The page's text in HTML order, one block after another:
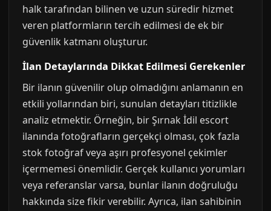
halk tarafından bilinen ve uzun süredir hizmet
veren platformların tercih edilmesi de ek bir
güvenlik katmanı oluşturur.
İlan Detaylarında Dikkat Edilmesi Gerekenler
Bir ilanın güvenilir olup olmadığını anlamanın en
etkili yollarından biri, sunulan detayları titizlikle
analiz etmektir. Örneğin, bir Şırnak İdil escort
ilanında fotoğrafların gerçekçi olması, çok fazla
stok fotoğraf veya aşırı profesyonel çekimler
içermemesi önemlidir. Gerçek kullanıcı yorumları
veya referanslar varsa, bunlar ilanın doğruluğu
hakkında size fikir verebilir. Ayrıca, ilan sahibinin